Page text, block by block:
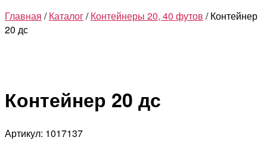
Главная /Каталог/Контейнеры 20, 40 футов / Контейнер
20 дс
Контейнер 20 дс
Артикул: 1017137